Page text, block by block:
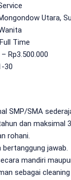
Utara,
Full Time
– Rp3.500.000
30
SMP/SMA
dan maksimal
rohani.
bertanggung jawab.
mandiri
sebagai